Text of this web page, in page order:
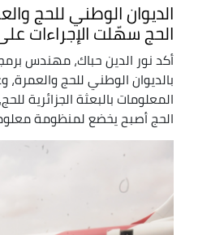
الديوان الوطني للحج
الحج سهّلت الإجراءات
أكد نور الدين حباك، مهندس
بالديوان الوطني للحج والعمرة،
المعلومات بالبعثة الجزائرية
الحج أصبح يخضع لمنظومة